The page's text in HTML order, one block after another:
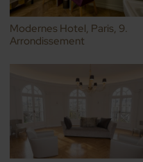
Modernes Hotel, Paris, 9.
Arrondissement